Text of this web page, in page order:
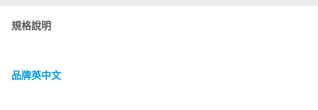
規格說明
品牌英中文